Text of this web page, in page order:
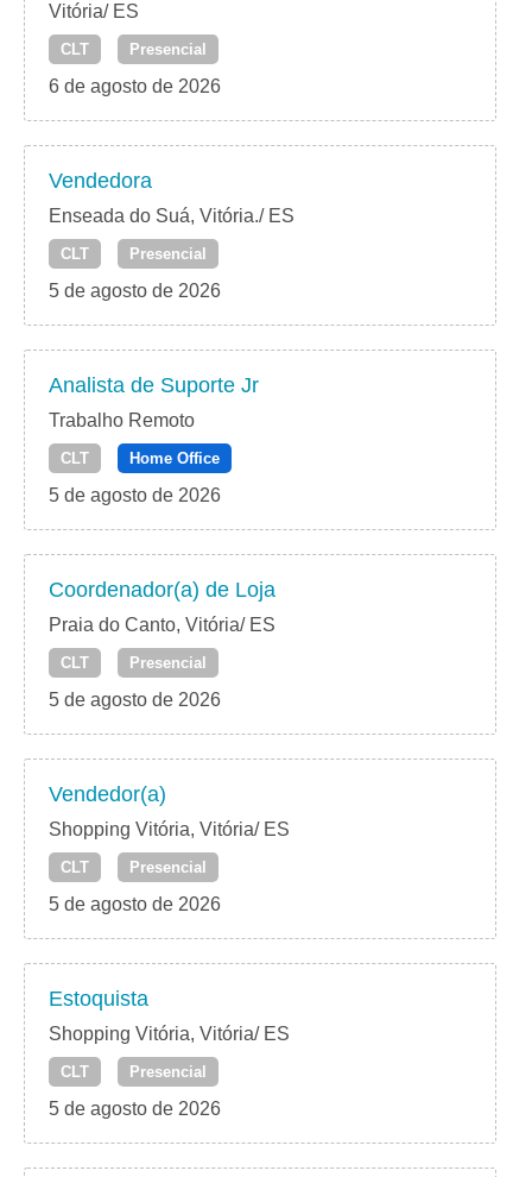
Vitória/ ES
CLT Presencial
6 de agosto de 2026
Vendedora
Enseada do Suá, Vitória./ ES
CLT Presencial
5 de agosto de 2026
Analista de Suporte Jr
Trabalho Remoto
CLT Home Office
5 de agosto de 2026
Coordenador(a) de Loja
Praia do Canto, Vitória/ ES
CLT Presencial
5 de agosto de 2026
Vendedor(a)
Shopping Vitória, Vitória/ ES
CLT Presencial
5 de agosto de 2026
Estoquista
Shopping Vitória, Vitória/ ES
CLT Presencial
5 de agosto de 2026